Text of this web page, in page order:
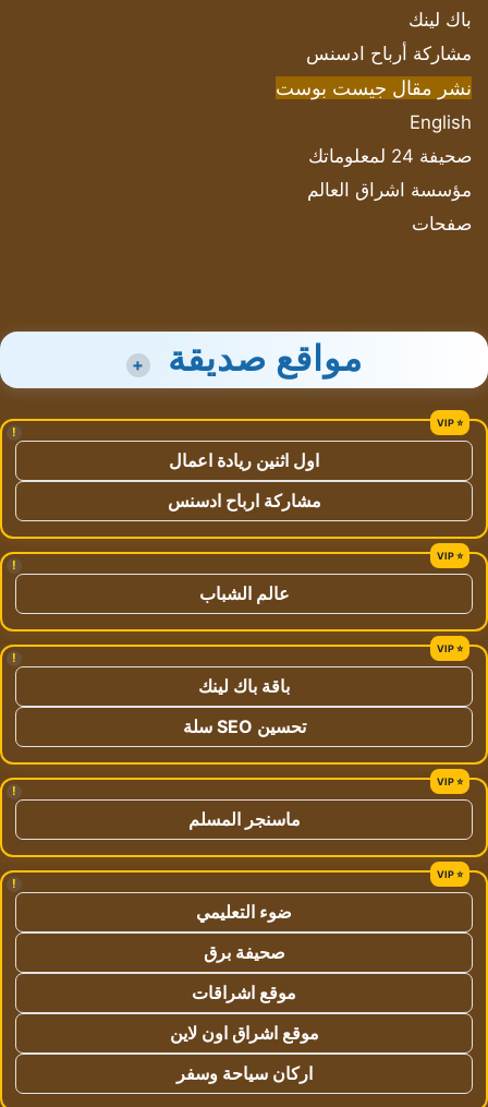
باك لينك
مشاركة أرباح ادسنس
نشر مقال جيست بوست
English
صحيفة 24 لمعلوماتك
مؤسسة اشراق العالم
صفحات
مواقع صديقة +
!
اول اثنين ريادة اعمال
مشاركة ارباح ادسنس
!
عالم الشباب
!
باقة باك لينك
تحسين SEO سلة
!
ماسنجر المسلم
!
ضوء التعليمي
صحيفة برق
موقع اشراقات
موقع اشراق اون لاين
اركان سياحة وسفر